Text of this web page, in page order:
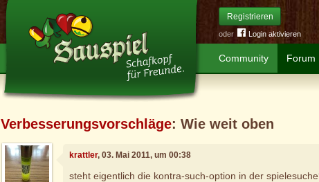
Registrieren
oder Login aktivieren
Community Forum
Verbesserungsvorschläge: Wie weit oben
krattler, 03. Mai 2011, um 00:38
steht eigentlich die kontra-such-option in der